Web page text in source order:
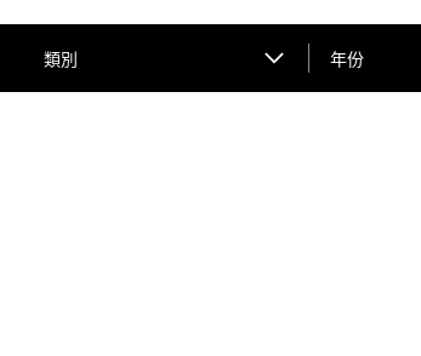
類別 年份